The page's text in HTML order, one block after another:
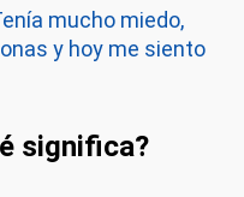
mucho miedo,
y hoy me siento
significa?